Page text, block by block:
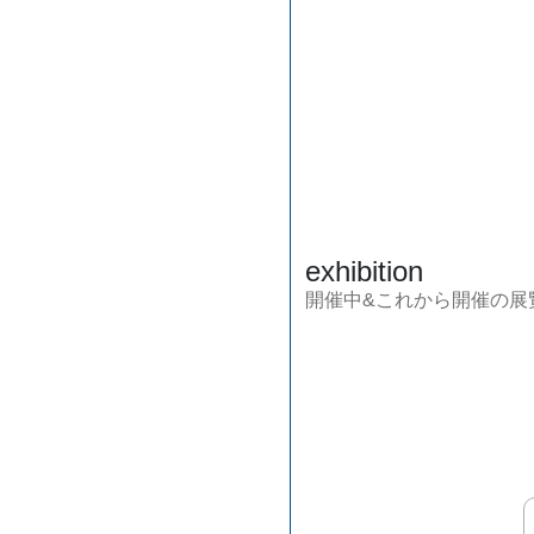
exhibition
開催中&これから開催の展